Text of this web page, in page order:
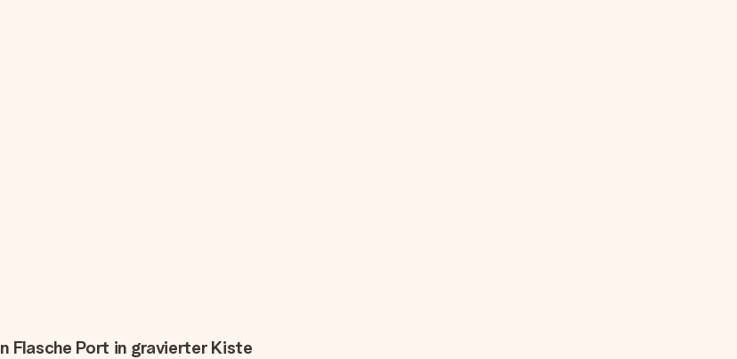
Flasche Port in gravierter Kiste